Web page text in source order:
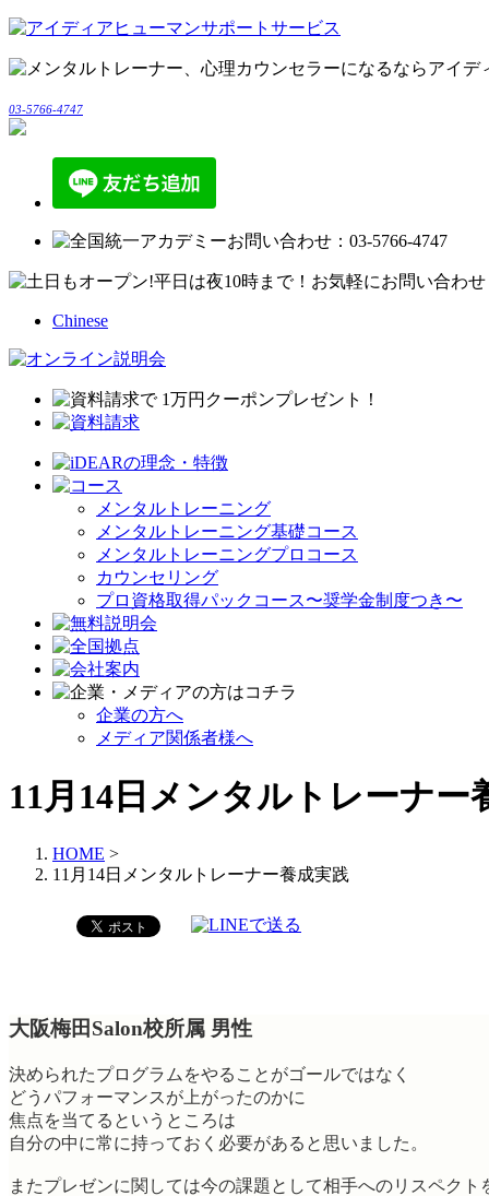
03-5766-4747
Chinese
メンタルトレーニング
メンタルトレーニング基礎コース
メンタルトレーニングプロコース
カウンセリング
プロ資格取得パックコース〜奨学金制度つき〜
企業の方へ
メディア関係者様へ
11月14日メンタルトレーナー
HOME >
11月14日メンタルトレーナー養成実践
大阪梅田Salon校所属 男性
決められたプログラムをやることがゴールではなく
どうパフォーマンスが上がったのかに
焦点を当てるというところは
自分の中に常に持っておく必要があると思いました。
またプレゼンに関しては今の課題として相手へのリスペクト